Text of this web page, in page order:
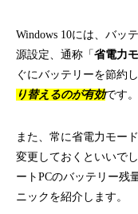
Windows 10には、バッ
源設定、通称「 省電力
ぐにバッテリーを節約
り替えるのが有効です。
また、常に省電力モー
変更しておくといいで
ートPCのバッテリー残
ニックを紹介します。